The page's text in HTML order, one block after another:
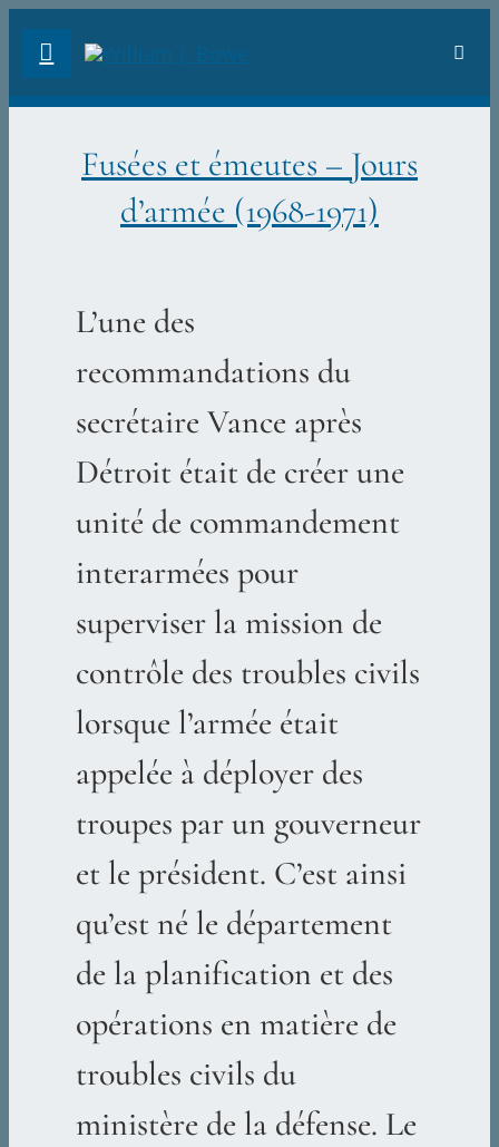
content
Fusées et émeutes – Jours
d’armée (1968-1971)
L’une des
recommandations du
secrétaire Vance après
Détroit était de créer une
unité de commandement
interarmées pour
superviser la mission de
contrôle des troubles civils
lorsque l’armée était
appelée à déployer des
troupes par un gouverneur
et le président. C’est ainsi
qu’est né le département
de la planification et des
opérations en matière de
troubles civils du
ministère de la défense. Le